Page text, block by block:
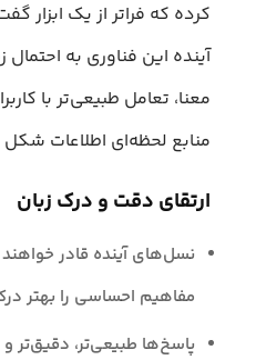
کرده که فراتر از یک
آینده این فناوری به احتمال
معنا، تعامل طبیعی‌تر با
منابع لحظه‌ای اطلاعات
ارتقای دقت و درک زبان
نسل‌های آینده قادر خواهند
مفاهیم احساسی را بهتر
پاسخ‌ها طبیعی‌تر، دقیق‌تر